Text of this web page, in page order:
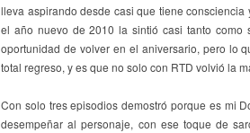
lleva aspirando desde casi que tiene
el año nuevo de 2010 la sintió casi tanto como
oportunidad de volver en el aniversario, pero lo
total regreso, y es que no solo con RTD volvió la
Con solo tres episodios demostró porque es mi
desempeñar al personaje, con ese toque de